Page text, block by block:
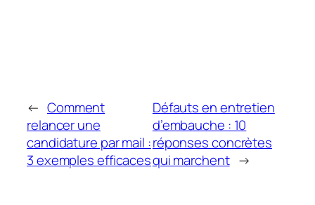
← Comment
relancer une
candidature par mail :
3 exemples efficaces
Défauts en entretien
d’embauche : 10
réponses concrètes
qui marchent →